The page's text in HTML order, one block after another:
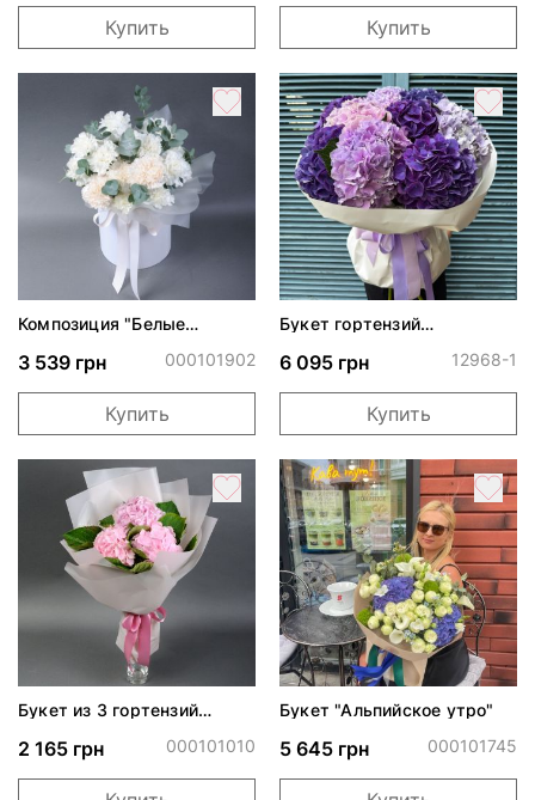
Купить Купить
Композиция "Белые
3 539 грн 000101902
Купить
Букет гортензий
6 095 грн 12968-1
Купить
Букет из 3 гортензий
2 165 грн 000101010
Букет "Альпийское утро"
5 645 грн 000101745